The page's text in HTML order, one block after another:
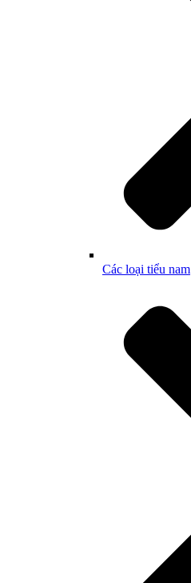
Các loại tiểu nam